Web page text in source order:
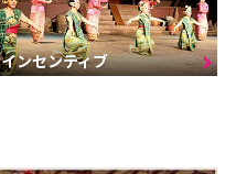
インセンティブ